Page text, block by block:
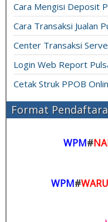
Cara Mengisi Deposit
Cara Transaksi Jualan
Center Transaksi
Login Web Report
Cetak Struk PPOB
Format
WPM#
WPM#